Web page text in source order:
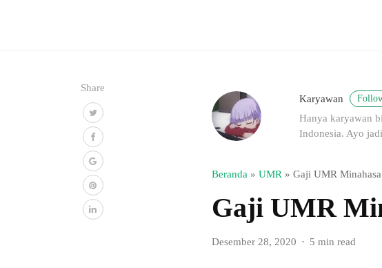
Share
Karyawan
Hanya karyawan
Indonesia. Ayo
Beranda » UMR » Gaji UMR Minahasa
Gaji UMR
Desember 28, 2020 5 min read